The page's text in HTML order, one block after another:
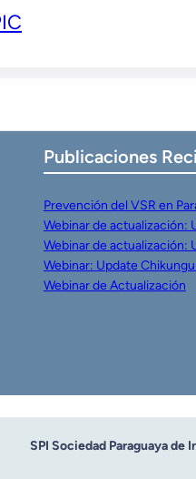
Publicaciones
Prevención del VSR en
Webinar de actualización:
Webinar de actualización:
Webinar: Update
Webinar de Actualización
SPI Sociedad Paraguaya de